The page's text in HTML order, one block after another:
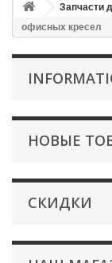
Запчасти
офисных кресел
НОВЫЕ
СКИДКИ